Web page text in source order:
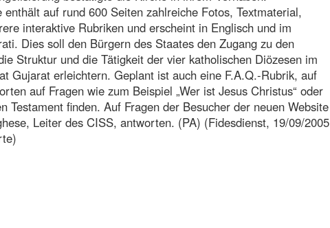
enthält auf rund 600 Seiten zahlreiche Fotos, Textmaterial,
interaktive Rubriken und erscheint in Englisch und im
Dies soll den Bürgern des Staates den Zugang zu den
Struktur und die Tätigkeit der vier katholischen Diözesen im
Gujarat erleichtern. Geplant ist auch eine F.A.Q.-Rubrik, auf
auf Fragen wie zum Beispiel „Wer ist Jesus Christus“ oder
Testament finden. Auf Fragen der Besucher der neuen Website
Leiter des CISS, antworten. (PA) (Fidesdienst, 19/09/2005